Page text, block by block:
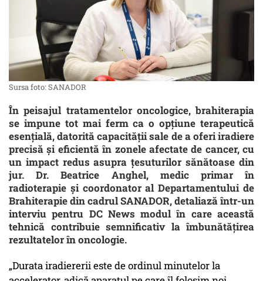
Sursa foto: SANADOR
În peisajul tratamentelor oncologice, brahiterapia
se impune tot mai ferm ca o opțiune terapeutică
esențială, datorită capacității sale de a oferi iradiere
precisă și eficientă în zonele afectate de cancer, cu
un impact redus asupra țesuturilor sănătoase din
jur. Dr. Beatrice Anghel, medic primar în
radioterapie și coordonator al Departamentului de
Brahiterapie din cadrul SANADOR, detaliază într-un
interviu pentru DC News modul în care această
tehnică contribuie semnificativ la îmbunătățirea
rezultatelor în oncologie.
„Durata iradiererii este de ordinul minutelor la